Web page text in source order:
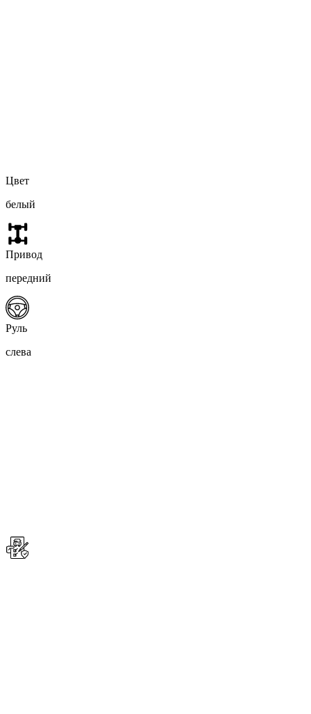
Цвет
белый
Привод
передний
Руль
слева